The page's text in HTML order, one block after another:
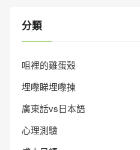
分類
咀裡的雞蛋殼
埋嚟睇埋嚟揀
廣東話vs日本語
心理測驗